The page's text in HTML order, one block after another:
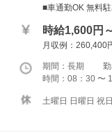
■車通勤OK 無料
時給1,600円
月収例：260,400
期間：長期 勤
時間：08：30 〜
土曜日 日曜日 祝日